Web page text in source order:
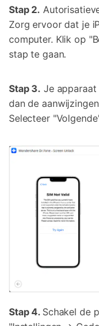
Stap 2.
Zorg ervoor dat je
computer. Klik op
stap te gaan.
Stap 3. Je
dan de
Selecteer
Stap 4. Schakel de